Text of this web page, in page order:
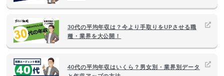
30代の平均年収は？今より手取りをUPさせる職
種・業界を大公開！
40代の平均年収はいくら？男女別・業界別データ